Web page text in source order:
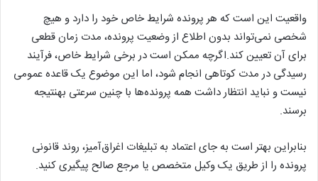
واقعیت این است که هر پرونده شرایط خاص خود را دارد و هیچ
شخصی نمی‌تواند بدون اطلاع از وضعیت پرونده، مدت زمان قطعی
برای آن تعیین کند.اگرچه ممکن است در برخی شرایط خاص، فرآیند
رسیدگی در مدت کوتاهی انجام شود، اما این موضوع یک قاعده عمومی
نیست و نباید انتظار داشت همه پرونده‌ها با چنین سرعتی بهنتیجه
برسند.
بنابراین بهتر است به جای اعتماد به تبلیغات اغراق‌آمیز، روند قانونی
پرونده را از طریق یک وکیل متخصص یا مرجع صالح پیگیری کنید.